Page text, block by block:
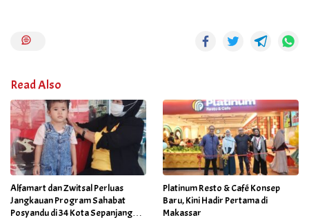
Read Also
Alfamart dan Zwitsal Perluas
Jangkauan Program Sahabat
Posyandu di 34 Kota Sepanjang
Platinum Resto & Café Konsep
Baru, Kini Hadir Pertama di
Makassar